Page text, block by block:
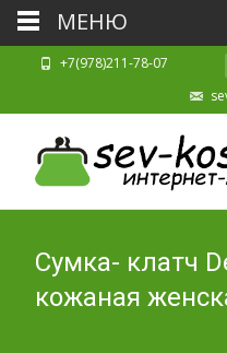
+7(978)211-78-07
Сумка- клатч
кожаная
МЕНЮ